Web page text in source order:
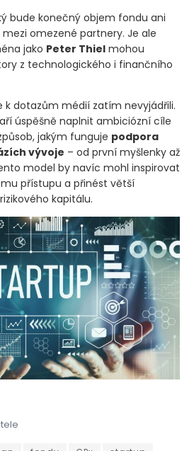
bude konečný objem fondu ani
omezené partnery. Je ale
jako Peter Thiel mohou
z technologického i finančního
k dotazům médií zatím nevyjádřili.
úspěšně naplnit ambiciózní cíle
jakým funguje podpora
vývoje – od první myšlenky až
model by navíc mohl inspirovat
přístupu a přinést větší
kapitálu.